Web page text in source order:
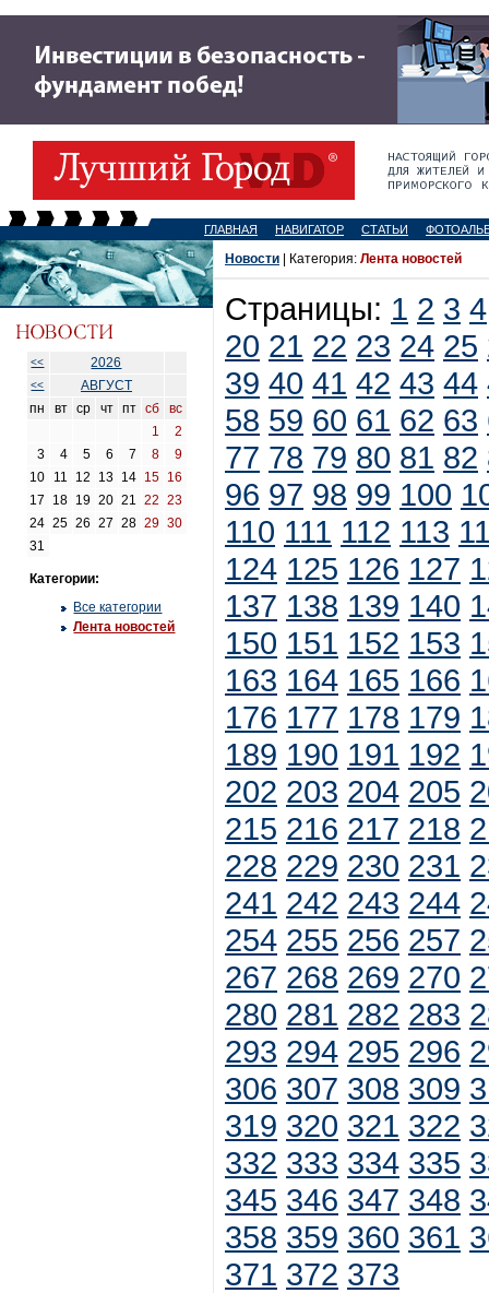
ГЛАВНАЯ НАВИГАТОР СТАТЬИ
<< 2026
<<
АВГУСТ
пн
вт ср чт пт сб
вс
1
2
3
4 5 6 7 8
9
10
11 12 13 14 15 16
17
18 19 20 21 22
23
24 25 26 27 28 29 30
31
Категории:
Все категории
Лента новостей
Новости | Категория: Лента новостей
Страницы: 1 2 3 4
20 21 22 23 24 25
39 40 41 42 43 44
58 59 60 61 62 63
77 78 79 80 81 82
96 97 98 99 100
110 111 112 113
124 125 126 127
137 138 139 140
150 151 152 153
163 164 165 166
176 177 178 179
189 190 191 192
202 203 204 205
215 216 217 218
228 229 230 231
241 242 243 244
254 255 256 257
267 268 269 270
280 281 282 283
293 294 295 296
306 307 308 309
319 320 321 322
332 333 334 335
345 346 347 348
358 359 360 361
371 372 373